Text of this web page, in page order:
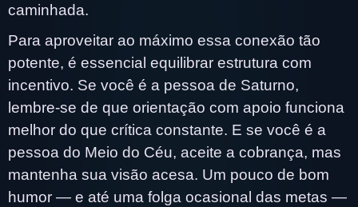
caminhada.
Para aproveitar ao máximo essa conexão tão
potente, é essencial equilibrar estrutura com
incentivo. Se você é a pessoa de Saturno,
lembre-se de que orientação com apoio funciona
melhor do que crítica constante. E se você é a
pessoa do Meio do Céu, aceite a cobrança, mas
mantenha sua visão acesa. Um pouco de bom
humor — e até uma folga ocasional das metas —